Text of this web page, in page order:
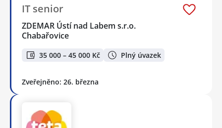
IT senior
ZDEMAR Ústí nad Labem s.r.o.
Chabařovice
35 000 – 45 000 Kč Plný úvazek
Zveřejněno: 26. března